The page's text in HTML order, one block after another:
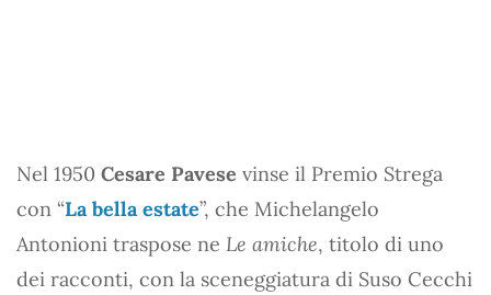
Nel 1950 Cesare Pavese vinse il Premio Strega
con “La bella estate”, che Michelangelo
Antonioni traspose ne Le amiche, titolo di uno
dei racconti, con la sceneggiatura di Suso Cecchi